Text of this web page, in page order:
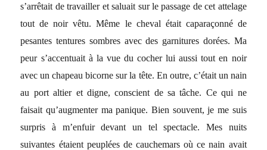
s’arrêtait de travailler et saluait sur le passage de cet attelage
tout de noir vêtu. Même le cheval était caparaçonné de
pesantes tentures sombres avec des garnitures dorées. Ma
peur s’accentuait à la vue du cocher lui aussi tout en noir
avec un chapeau bicorne sur la tête. En outre, c’était un nain
au port altier et digne, conscient de sa tâche. Ce qui ne
faisait qu’augmenter ma panique. Bien souvent, je me suis
surpris à m’enfuir devant un tel spectacle. Mes nuits
suivantes étaient peuplées de cauchemars où ce nain avait